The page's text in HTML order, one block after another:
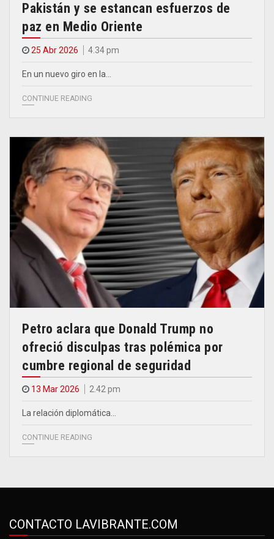
Pakistán y se estancan esfuerzos de
paz en Medio Oriente
25 Abr 2026 4.34 pm
En un nuevo giro en la…
CONTINUE READING
Petro aclara que Donald Trump no
ofreció disculpas tras polémica por
cumbre regional de seguridad
13 Mar 2026 2.42 pm
La relación diplomática…
CONTINUE READING
CONTACTO LAVIBRANTE.COM